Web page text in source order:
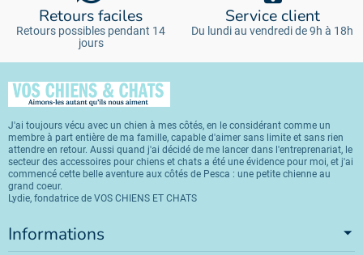
Retours faciles
Retours possibles pendant 14
jours
Service client
Du lundi au vendredi de 9h à 18h
J'ai toujours vécu avec un chien à mes côtés, en le considérant comme un
membre à part entière de ma famille, capable d'aimer sans limite et sans rien
attendre en retour. Aussi quand j'ai décidé de me lancer dans l'entreprenariat, le
secteur des accessoires pour chiens et chats a été une évidence pour moi, et j'ai
commencé cette belle aventure aux côtés de Pesca : une petite chienne au
grand coeur.
Lydie, fondatrice de VOS CHIENS ET CHATS
Informations